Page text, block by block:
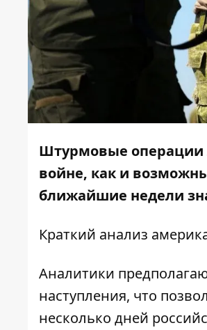
Штурмовые операции
войне, как и
ближайшие недели
Краткий анализ
Аналитики
наступления, что
несколько дней